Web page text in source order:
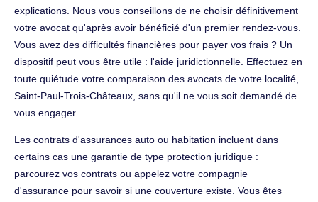
explications. Nous vous conseillons de ne choisir définitivement
votre avocat qu'après avoir bénéficié d'un premier rendez-vous.
Vous avez des difficultés financières pour payer vos frais ? Un
dispositif peut vous être utile : l'aide juridictionnelle. Effectuez en
toute quiétude votre comparaison des avocats de votre localité,
Saint-Paul-Trois-Châteaux, sans qu'il ne vous soit demandé de
vous engager.
Les contrats d'assurances auto ou habitation incluent dans
certains cas une garantie de type protection juridique :
parcourez vos contrats ou appelez votre compagnie
d'assurance pour savoir si une couverture existe. Vous êtes